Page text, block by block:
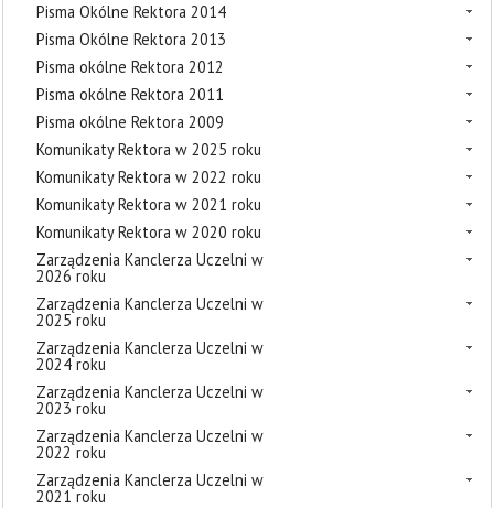
Pisma Okólne Rektora 2014
Pisma Okólne Rektora 2013
Pisma okólne Rektora 2012
Pisma okólne Rektora 2011
Pisma okólne Rektora 2009
Komunikaty Rektora w 2025 roku
Komunikaty Rektora w 2022 roku
Komunikaty Rektora w 2021 roku
Komunikaty Rektora w 2020 roku
Zarządzenia Kanclerza Uczelni w
2026 roku
Zarządzenia Kanclerza Uczelni w
2025 roku
Zarządzenia Kanclerza Uczelni w
2024 roku
Zarządzenia Kanclerza Uczelni w
2023 roku
Zarządzenia Kanclerza Uczelni w
2022 roku
Zarządzenia Kanclerza Uczelni w
2021 roku